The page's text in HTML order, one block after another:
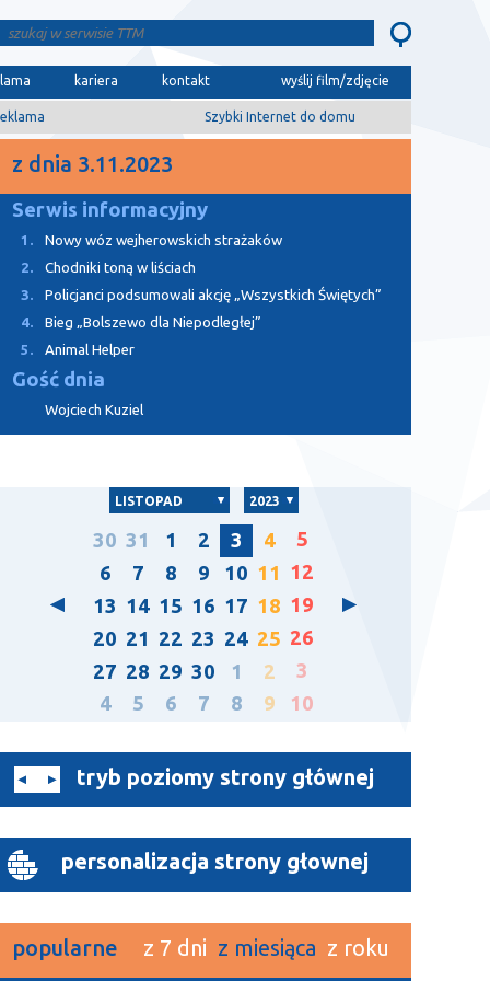
kariera kontakt wyślij film/zdjęcie
Szybki Internet do domu
z dnia 3.11.2023
Serwis informacyjny
1.
Nowy wóz wejherowskich strażaków
2.
Chodniki toną w liściach
3.
Policjanci podsumowali akcję „Wszystkich Świętych”
4.
Bieg „Bolszewo dla Niepodległej”
5.
Animal Helper
Gość dnia
Wojciech Kuziel
LISTOPAD 2023
30 31 1 2 3 4
5
6
7 8 9 10 11 12
13 14 15 16 17 18 19
20 21 22 23 24 25 26
27 28 29 30 1 2
3
4
5 6 7 8 9 10
tryb poziomy strony głównej
personalizacja strony głownej
popularne z 7 dni z miesiąca z roku